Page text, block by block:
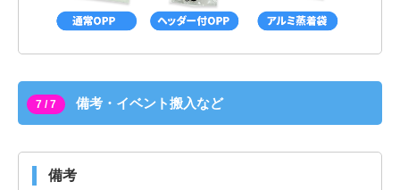
7 / 7 備考・イベント搬入など
備考